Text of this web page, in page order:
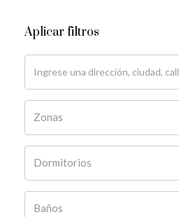
Aplicar filtros
Zonas
Dormitorios
Baños